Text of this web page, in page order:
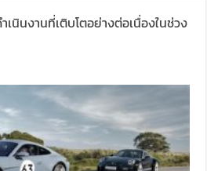
เนินงานที่เติบโตอย่างต่อเนื่องในช่วง